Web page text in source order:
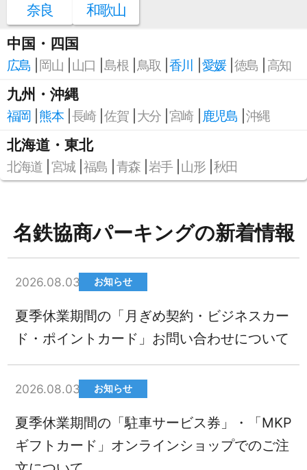
奈良
和歌山
中国・四国
広島 岡山 山口 島根 鳥取 香川 愛媛 徳島 高知
九州・沖縄
福岡 熊本 長崎 佐賀 大分 宮崎 鹿児島 沖縄
北海道・東北
北海道 宮城 福島 青森 岩手 山形 秋田
名鉄協商パーキングの新着情報
2026.08.03 お知らせ
夏季休業期間の「月ぎめ契約・ビジネスカー
ド・ポイントカード」お問い合わせについて
2026.08.03 お知らせ
夏季休業期間の「駐車サービス券」・「MKP
ギフトカード」オンラインショップでのご注